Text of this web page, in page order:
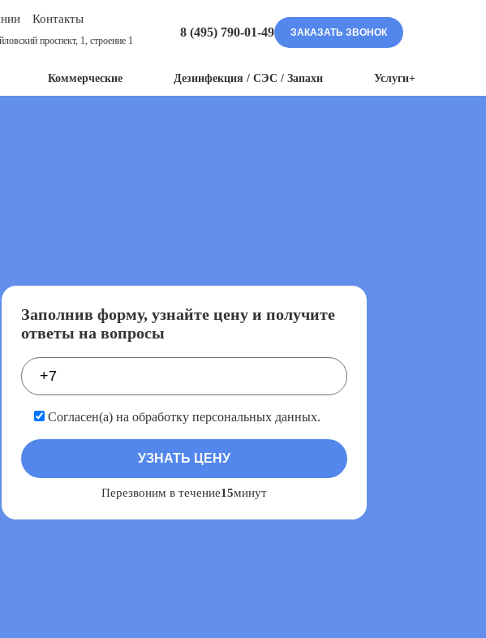
Контакты
проспект, 1, строение 1
8 (495) 790-01-49 ЗАКАЗАТЬ ЗВОНОК
Коммерческие Дезинфекция / СЭС / Запахи Услуги+
Заполнив форму, узнайте цену и получите
ответы на вопросы
Согласен(а) на обработку персональных данных.
Перезвоним в течение15минут